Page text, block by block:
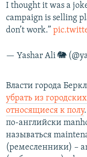
I thought it was a
campaign is selling
don’t work.”
— Yashar Ali 🐘
Власти города
убрать из
относящиеся к полу
по-английски
называться
(ремесленники) –